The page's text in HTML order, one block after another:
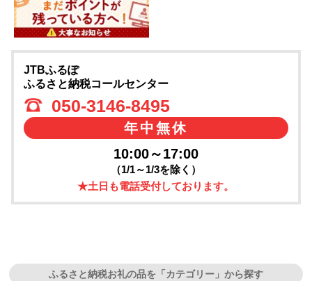
JTBふるぽ
ふるさと納税コールセンター
050-3146-8495
年中無休
10:00～17:00
（1/1～1/3を除く）
★土日も電話受付しております。
ふるさと納税お礼の品を「カテゴリー」から探す